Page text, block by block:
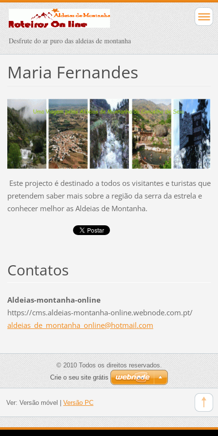
Desfrute do ar puro das aldeias de montanha
Maria Fernandes
Este projecto é destinado a todos os visitantes e turistas que
pretendem saber mais sobre a região da serra da estrela e
conhecer melhor as Aldeias de Montanha.
Contatos
Aldeias-montanha-online
https://cms.aldeias-montanha-online.webnode.com.pt/
aldeias_ de_montanha_online@hotmail.com
© 2010 Todos os direitos reservados.
Crie o seu site grátis
Ver: Versão móvel Versão PC